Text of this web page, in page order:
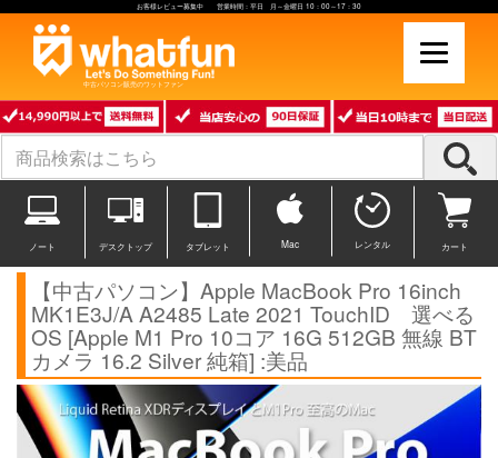
お客様レビュー募集中 営業時間：平日 月～金曜日 10：00～17：30
中古パソコン販売のワットファン
ノート デスクトップ タブレット Mac レンタル カート
【中古パソコン】Apple MacBook Pro 16inch
MK1E3J/A A2485 Late 2021 TouchID 選べる
OS [Apple M1 Pro 10コア 16G 512GB 無線 BT
カメラ 16.2 Silver 純箱] :美品